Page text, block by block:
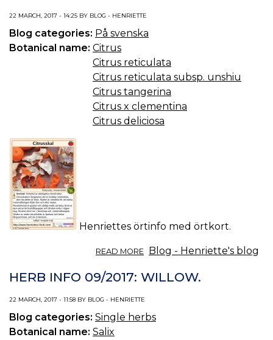
22 MARCH, 2017 - 14:25 BY BLOG - HENRIETTE
Blog categories: På svenska
Botanical name: Citrus
Citrus reticulata
Citrus reticulata subsp. unshiu
Citrus tangerina
Citrus x clementina
Citrus deliciosa
Henriettes örtinfo med örtkort.
READ MORE ABOUT
DEL
01/2017:
CITRUSFRUKTERS
Blog - Henriette's blog
HERB INFO 09/2017: WILLOW.
22 MARCH, 2017 - 11:58 BY BLOG - HENRIETTE
Blog categories: Single herbs
Botanical name: Salix